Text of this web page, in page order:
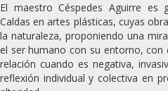
El maestro Céspedes Aguirre es
Caldas en artes plásticas, cuyas
la naturaleza, proponiendo una
el ser humano con su entorno,
relación cuando es negativa,
reflexión individual y colectiva en